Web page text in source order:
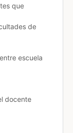
que
de
escuela
docente